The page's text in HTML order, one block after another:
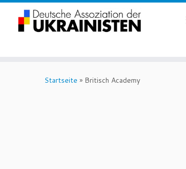
Startseite » Britisch Academy